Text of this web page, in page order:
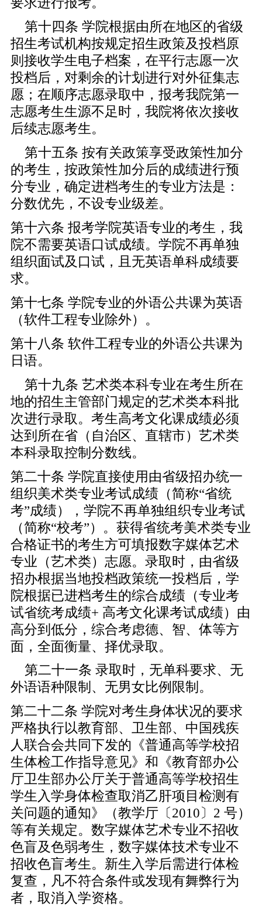
第十四条 学院根据由所在地区的省级
招生考试机构按规定招生政策及投档原
则接收学生电子档案，在平行志愿一次
投档后，对剩余的计划进行对外征集志
愿；在顺序志愿录取中，报考我院第一
志愿考生生源不足时，我院将依次接收
后续志愿考生。
第十五条 按有关政策享受政策性加分
的考生，按政策性加分后的成绩进行预
分专业，确定进档考生的专业方法是：
分数优先，不设专业级差。
第十六条 报考学院英语专业的考生，我
院不需要英语口试成绩。学院不再单独
组织面试及口试，且无英语单科成绩要
求。
第十七条 学院专业的外语公共课为英语
（软件工程专业除外）。
第十八条 软件工程专业的外语公共课为
日语。
第十九条 艺术类本科专业在考生所在
地的招生主管部门规定的艺术类本科批
次进行录取。考生高考文化课成绩必须
达到所在省（自治区、直辖市）艺术类
本科录取控制分数线。
第二十条 学院直接使用由省级招办统一
组织美术类专业考试成绩（简称“省统
考”成绩），学院不再单独组织专业考试
（简称“校考”）。获得省统考美术类专业
合格证书的考生方可填报数字媒体艺术
专业（艺术类）志愿。录取时，由省级
招办根据当地投档政策统一投档后，学
院根据已进档考生的综合成绩（专业考
试省统考成绩+ 高考文化课考试成绩）由
高分到低分，综合考虑德、智、体等方
面，全面衡量、择优录取。
第二十一条 录取时，无单科要求、无
外语语种限制、无男女比例限制。
第二十二条 学院对考生身体状况的要求
严格执行以教育部、卫生部、中国残疾
人联合会共同下发的《普通高等学校招
生体检工作指导意见》和《教育部办公
厅卫生部办公厅关于普通高等学校招生
学生入学身体检查取消乙肝项目检测有
关问题的通知》（教学厅〔2010〕2 号）
等有关规定。数字媒体艺术专业不招收
色盲及色弱考生，数字媒体技术专业不
招收色盲考生。新生入学后需进行体检
复查，凡不符合条件或发现有舞弊行为
者，取消入学资格。